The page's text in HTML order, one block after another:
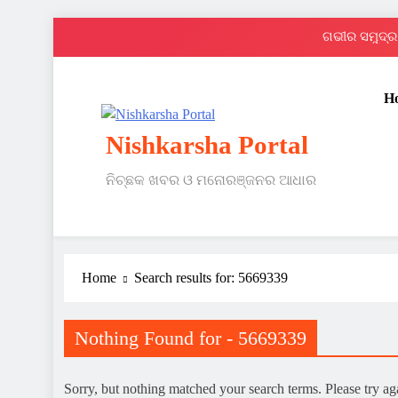
ଗଭୀର ସମୁଦ୍ର
Nishkarsha Portal
ନିଚ୍ଛକ ଖବର ଓ ମନୋରଞ୍ଜନର ଆଧାର
Home Search results for: 5669339
Nothing Found for - 5669339
Sorry, but nothing matched your search terms. Please try